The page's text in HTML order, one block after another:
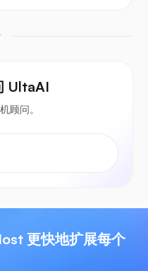
UltaAI
顾问。
更快地扩展每个